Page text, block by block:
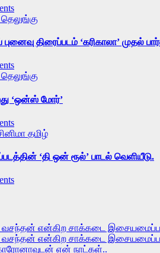
தெலுங்கு
திரைப்படம் ‘கரிகாலா’ முதல்
தெலுங்கு
‘ஒன்ஸ் மோர்’
தமிழ்
‘தி ஒன் ரூல்’ பாடல் வெளியீடு.
என்கிற சாக்கடை
என்கிற சாக்கடை
என் நாட்கள்..